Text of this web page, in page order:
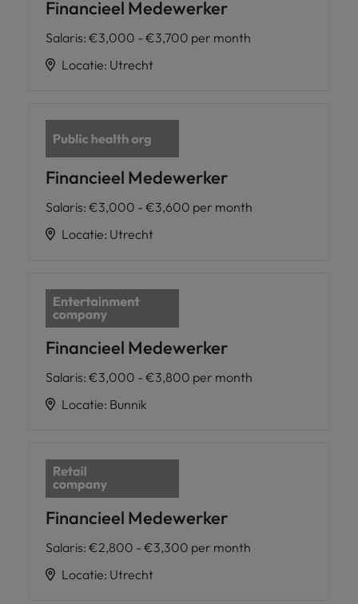
Financieel Medewerker
Salaris: €3,000 - €3,700 per month
Locatie: Utrecht
Financieel Medewerker
Salaris: €3,000 - €3,600 per month
Locatie: Utrecht
Financieel Medewerker
Salaris: €3,000 - €3,800 per month
Locatie: Bunnik
Financieel Medewerker
Salaris: €2,800 - €3,300 per month
Locatie: Utrecht